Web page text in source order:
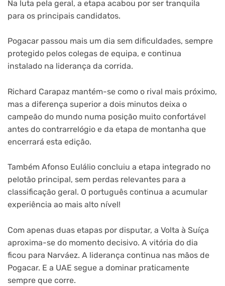
Na luta pela geral, a etapa acabou por ser tranquila
para os principais candidatos.
Pogacar passou mais um dia sem dificuldades, sempre
protegido pelos colegas de equipa, e continua
instalado na liderança da corrida.
Richard Carapaz mantém-se como o rival mais próximo,
mas a diferença superior a dois minutos deixa o
campeão do mundo numa posição muito confortável
antes do contrarrelógio e da etapa de montanha que
encerrará esta edição.
Também Afonso Eulálio concluiu a etapa integrado no
pelotão principal, sem perdas relevantes para a
classificação geral. O português continua a acumular
experiência ao mais alto nível!
Com apenas duas etapas por disputar, a Volta à Suíça
aproxima-se do momento decisivo. A vitória do dia
ficou para Narváez. A liderança continua nas mãos de
Pogacar. E a UAE segue a dominar praticamente
sempre que corre.